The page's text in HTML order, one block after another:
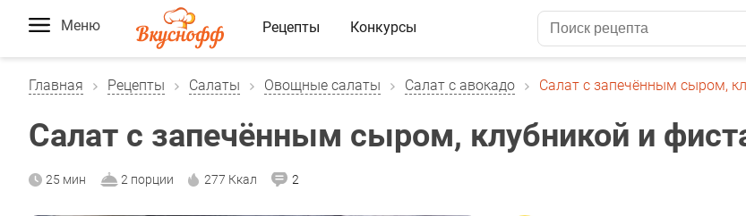
Меню Рецепты Конкурсы
Главная Рецепты Салаты Овощные салаты Салат с авокадо Салат с запечённым сыром,
Салат с запечённым сыром, клубникой и
25 мин 2 порции 277 Ккал 2